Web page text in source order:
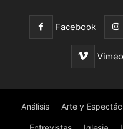
Facebook
Vimeo
Análisis Arte y